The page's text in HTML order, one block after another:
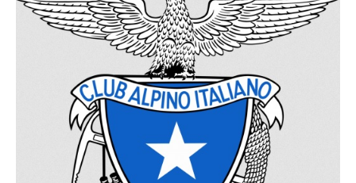
ESCURSIONISMO
SPELEOLOGIA
CICLOESCURSIONISMO
TORRENTISMO